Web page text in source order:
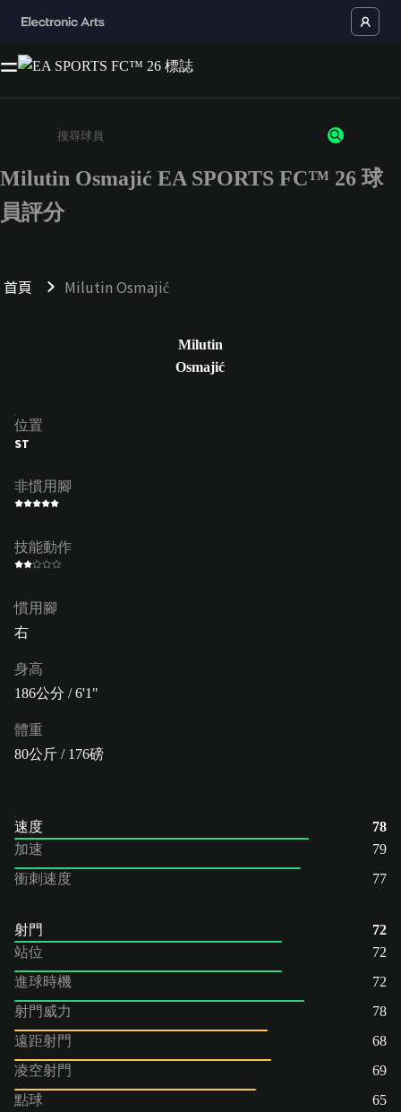
請輸入至少 3 個字元或數字
Milutin Osmajić EA SPORTS FC™ 26 球
員評分
首頁 Milutin Osmajić
Milutin
Osmajić
位置
ST
非慣用腳
技能動作
慣用腳
右
身高
186公分 / 6'1"
體重
80公斤 / 176磅
速度
78
加速
79
衝刺速度
77
射門
72
站位
72
進球時機
72
射門威力
78
遠距射門
68
凌空射門
69
點球
65